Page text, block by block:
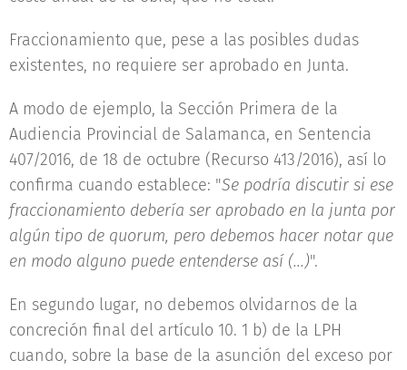
Fraccionamiento que, pese a las posibles dudas
existentes, no requiere ser aprobado en Junta.
A modo de ejemplo, la Sección Primera de la
Audiencia Provincial de Salamanca, en Sentencia
407/2016, de 18 de octubre (Recurso 413/2016), así lo
confirma cuando establece: "Se podría discutir si ese
fraccionamiento debería ser aprobado en la junta por
algún tipo de quorum, pero debemos hacer notar que
en modo alguno puede entenderse así (...)".
En segundo lugar, no debemos olvidarnos de la
concreción final del artículo 10. 1 b) de la LPH
cuando, sobre la base de la asunción del exceso por